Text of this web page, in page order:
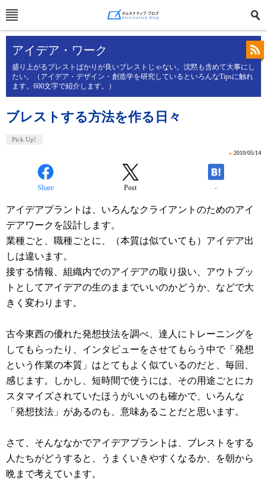
アイデア・ワーク
盛り上がるブレストばかりが良いブレストじゃない。沈黙も含めて大事にし
たい。（アイデア・デザイン・創造学を研究しているといろんなTipsに触れ
ます。600文字で紹介します。）
ブレストする方法を作る日々
Pick Up!
» 2010/05/14
Share Post -
アイデアプラントは、いろんなクライアントのためのアイ
デアワークを設計します。
業種ごと、職種ごとに、（本質は似ていても）アイデア出
しは違います。
接する情報、組織内でのアイデアの取り扱い、アウトプッ
トとしてアイデアの生のままでいいのかどうか、などで大
きく変わります。
古今東西の優れた発想技法を調べ、達人にトレーニングを
してもらったり、インタビューをさせてもらう中で「発想
という作業の本質」はとてもよく似ているのだと、毎回、
感じます。しかし、短時間で使うには、その用途ごとにカ
スタマイズされていたほうがいいのも確かで、いろんな
「発想技法」があるのも、意味あることだと思います。
さて、そんななかでアイデアプラントは、ブレストをする
人たちがどうすると、うまくいきやすくなるか、を朝から
晩まで考えています。